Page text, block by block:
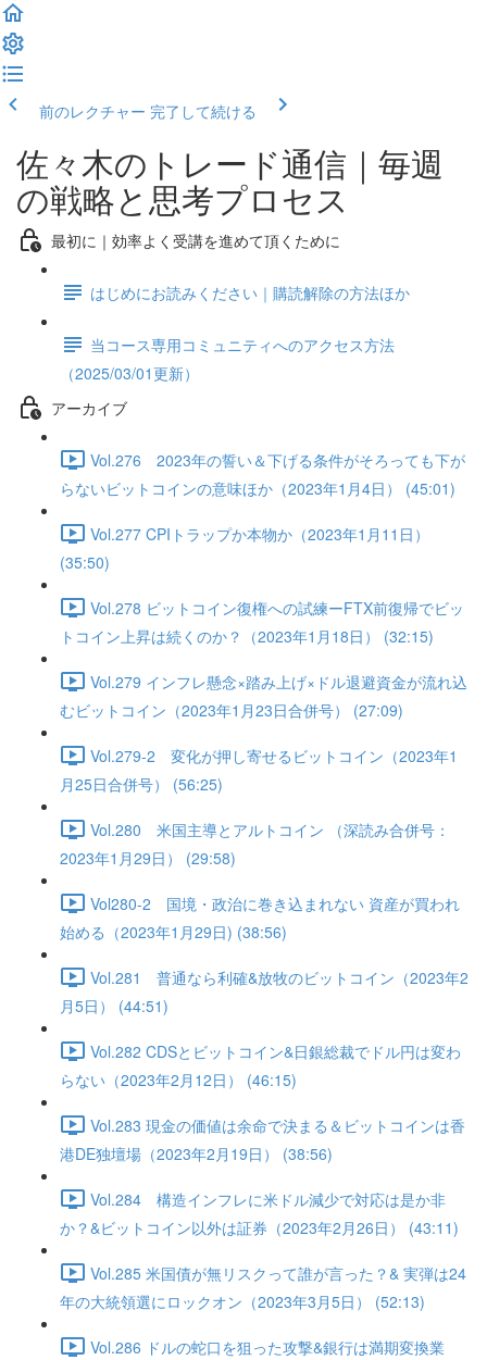
前のレクチャー 完了して続ける
佐々木のトレード通信｜毎週
の戦略と思考プロセス
最初に｜効率よく受講を進めて頂くために
はじめにお読みください｜購読解除の方法ほか
当コース専用コミュニティへのアクセス方法
（2025/03/01更新）
アーカイブ
Vol.276 2023年の誓い＆下げる条件がそろっても下が
らないビットコインの意味ほか（2023年1月4日） (45:01)
Vol.277 CPIトラップか本物か（2023年1月11日）
(35:50)
Vol.278 ビットコイン復権への試練ーFTX前復帰でビッ
トコイン上昇は続くのか？（2023年1月18日） (32:15)
Vol.279 インフレ懸念×踏み上げ×ドル退避資金が流れ込
むビットコイン（2023年1月23日合併号） (27:09)
Vol.279-2 変化が押し寄せるビットコイン（2023年1
月25日合併号） (56:25)
Vol.280 米国主導とアルトコイン （深読み合併号：
2023年1月29日） (29:58)
Vol280-2 国境・政治に巻き込まれない 資産が買われ
始める（2023年1月29日) (38:56)
Vol.281 普通なら利確&放牧のビットコイン（2023年2
月5日） (44:51)
Vol.282 CDSとビットコイン&日銀総裁でドル円は変わ
らない（2023年2月12日） (46:15)
Vol.283 現金の価値は余命で決まる＆ビットコインは香
港DE独壇場（2023年2月19日） (38:56)
Vol.284 構造インフレに米ドル減少で対応は是か非
か？&ビットコイン以外は証券（2023年2月26日） (43:11)
Vol.285 米国債が無リスクって誰が言った？& 実弾は24
年の大統領選にロックオン（2023年3月5日） (52:13)
Vol.286 ドルの蛇口を狙った攻撃&銀行は満期変換業